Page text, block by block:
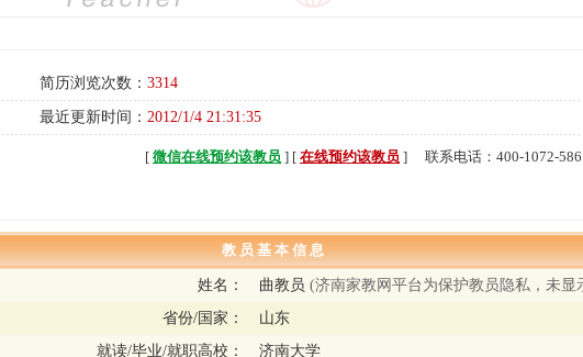
简历浏览次数： 3314
最近更新时间： 2012/1/4 21:31:35
[ 微信在线预约该教员 ] [ 在线预约该教员 ] 联系电话：400-1072-586
教 员 基 本 信 息
姓名： 曲教员 (济南家教网平台为保护教员隐私，未显
省份/国家：
山东
就读/毕业/就职高校：
济南大学